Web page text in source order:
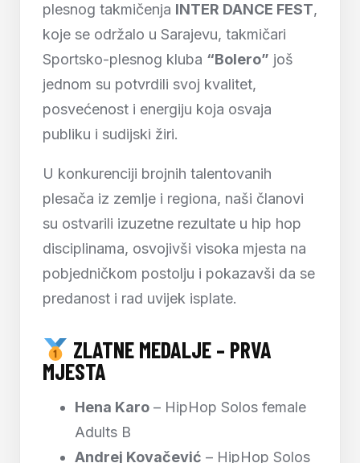
plesnog takmičenja INTER DANCE FEST,
koje se održalo u Sarajevu, takmičari
Sportsko-plesnog kluba “Bolero” još
jednom su potvrdili svoj kvalitet,
posvećenost i energiju koja osvaja
publiku i sudijski žiri.
U konkurenciji brojnih talentovanih
plesača iz zemlje i regiona, naši članovi
su ostvarili izuzetne rezultate u hip hop
disciplinama, osvojivši visoka mjesta na
pobjedničkom postolju i pokazavši da se
predanost i rad uvijek isplate.
ZLATNE MEDALJE – PRVA
MJESTA
Hena Karo – HipHop Solos female
Adults B
Andrej Kovačević – HipHop Solos